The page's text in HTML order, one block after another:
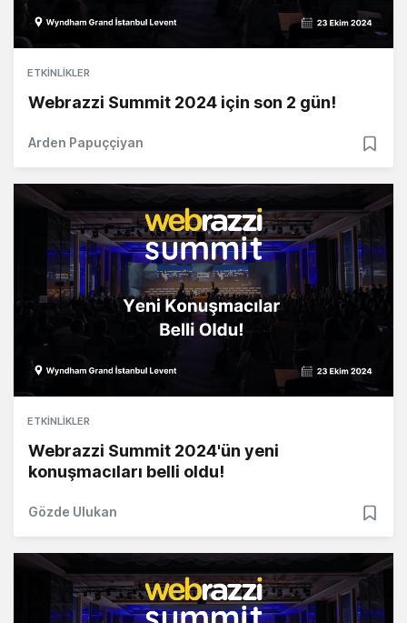
ETKINLIKLER
Webrazzi Summit 2024 için son 2 gün!
Arden Papuççiyan
ETKINLIKLER
Webrazzi Summit 2024'ün yeni
konuşmacıları belli oldu!
Gözde Ulukan